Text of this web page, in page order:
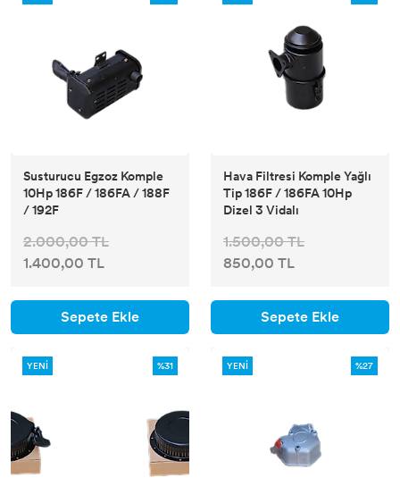
Susturucu Egzoz Komple
10Hp 186F / 186FA / 188F
/ 192F
2.000,00 TL
1.400,00 TL
Sepete Ekle
Hava Filtresi Komple Yağlı
Tip 186F / 186FA 10Hp
Dizel 3 Vidalı
1.500,00 TL
850,00 TL
Sepete Ekle
YENİ %31 YENİ %27